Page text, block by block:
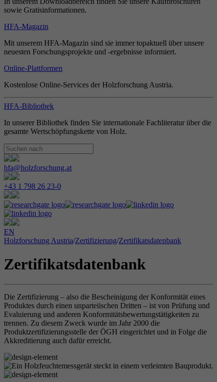
sowie Gratisinformationen.
HFA-Magazin
Mit unserem HFA-Magazin sind sie immer topaktuell über unsere
neuesten Forschungsprojekte und -ergebnisse informiert.
Online-Plattformen
Kostenlose Online-Services der Holzforschung Austria.
HFA-Bibliothek
In unserer Bibliothek finden Sie internationale Fachliteratur über die
gesamte Wertschöpfungskette von Holz.
hfa@holzforschung.at
+43 1 798 26 23-0
EN
Holzforschung Austria/Zertifizierung/Zertifikatsdatenbank
Zertifikatsdatenbank
Die Zertifizierung – also die Bescheinigung der Konformität eines
Produktes durch einen unparteiischen Dritten – ist von Prüfung und
Evaluierung und anderen Konformitätsbewertungstätigkeiten zu
trennen. Zu diesem Zweck wurde im Jahr 2000 die
Produktzertifizierungsstelle der ÖGH eingerichtet und in Folge die
Akkreditierung auch dafür erreicht.